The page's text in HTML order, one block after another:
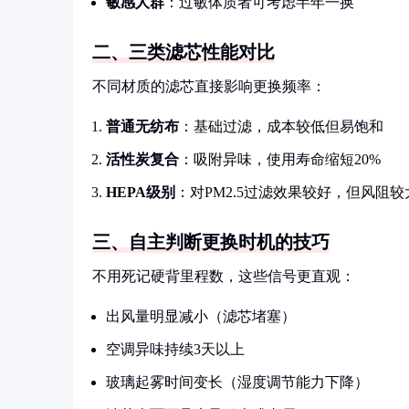
二、三类滤芯性能对比
不同材质的滤芯直接影响更换频率：
普通无纺布 ：基础过滤，成本较低但易饱和
活性炭复合 ：吸附异味，使用寿命缩短20%
HEPA级别 ：对PM2.5过滤效果较好，但风阻较
三、自主判断更换时机的技巧
不用死记硬背里程数，这些信号更直观：
出风量明显减小（滤芯堵塞）
空调异味持续3天以上
玻璃起雾时间变长（湿度调节能力下降）